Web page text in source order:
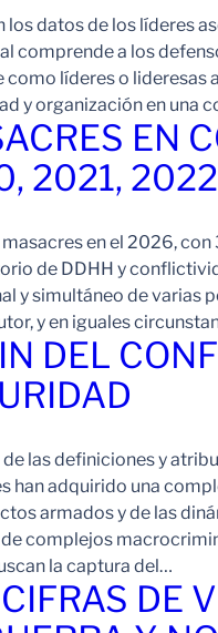
los datos de los líderes
comprende a los
como líderes o lideresas
y organización en una
EN
2021,
en el 2026,
de DDHH y
y simultáneo de varias
y en iguales
DEL
de las definiciones y
han adquirido una
armados y de las
complejos
la captura del…
DE